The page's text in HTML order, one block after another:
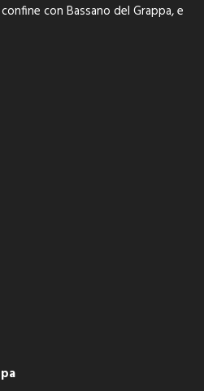
con Bassano del Grappa, e